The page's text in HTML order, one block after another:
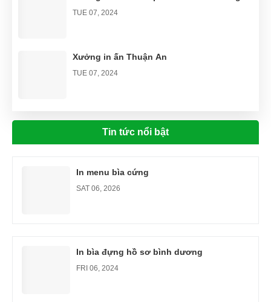
TUE 07, 2024
Xưởng in ấn Thuận An
TUE 07, 2024
SAT 06, 2024Tin tức nổi bật
In menu bìa cứng
SAT 06, 2026
In bìa đựng hồ sơ bình dương
FRI 06, 2024